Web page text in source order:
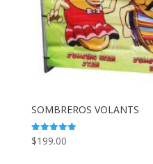
SOMBREROS VOLANTS
Note
5.00
$199.00